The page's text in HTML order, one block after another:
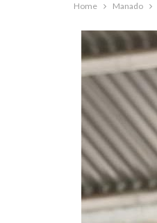
Home Manado